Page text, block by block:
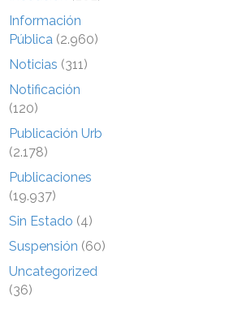
Información
Pública (2.960)
Noticias (311)
Notificación
(120)
Publicación Urb
(2.178)
Publicaciones
(19.937)
Sin Estado (4)
Suspensión (60)
Uncategorized
(36)